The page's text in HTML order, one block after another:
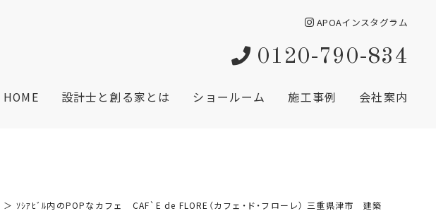
APOAインスタグラム
0120-790-834
HOME 設計士と創る家とは ショールーム 施工事例 会社案内
＞ ｿｼｱﾋﾞﾙ内のPOPなカフェ CAF`E de FLORE（カフェ・ド・フローレ） 三重県津市 建築